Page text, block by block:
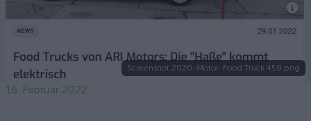
Screenshot 2020-Motor-Food Truck 458.png
16. Februar 2022